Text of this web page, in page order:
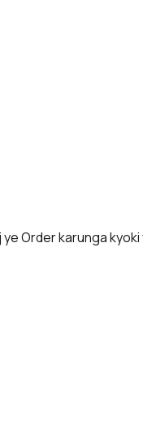
Order karunga